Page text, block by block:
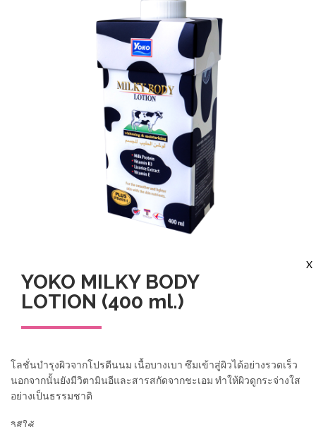
X
YOKO MILKY BODY
LOTION (400 ml.)
โลชั่นบำรุงผิวจากโปรตีนนม เนื้อบางเบา ซึมเข้าสู่ผิวได้อย่างรวดเร็ว
นอกจากนั้นยังมีวิตามินอีและสารสกัดจากชะเอม ทำให้ผิวดูกระจ่างใส
อย่างเป็นธรรมชาติ